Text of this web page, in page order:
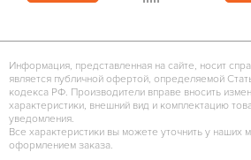
Информация, представленная на сайте, носит
является публичной офертой, определяемой
кодекса РФ. Производители вправе вносить
характеристики, внешний вид и комплектацию
уведомления.
Все характеристики вы можете уточнить у
оформлением заказа.